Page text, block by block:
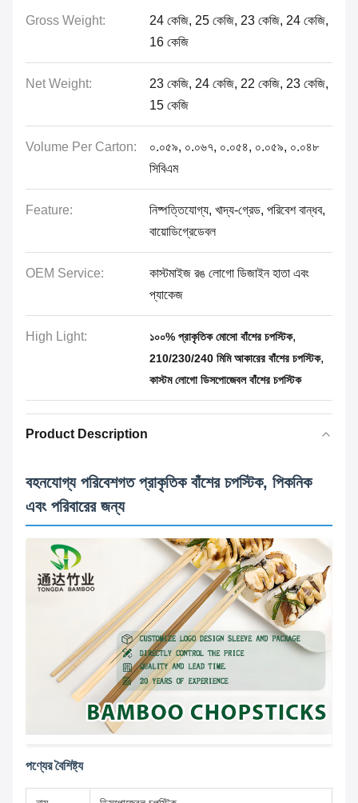
Gross Weight:
24 কেজি, 25 কেজি, 23 কেজি, 24 কেজি,
16 কেজি
Net Weight:
23 কেজি, 24 কেজি, 22 কেজি, 23 কেজি,
15 কেজি
Volume Per Carton:
০.০৫৯, ০.০৬৭, ০.০৫৪, ০.০৫৯, ০.০৪৮
সিবিএম
Feature:
নিষ্পত্তিযোগ্য, খাদ্য-গ্রেড, পরিবেশ বান্ধব,
বায়োডিগ্রেডেবল
OEM Service:
কাস্টমাইজ রঙ লোগো ডিজাইন হাতা এবং
প্যাকেজ
High Light: ১০০% প্রাকৃতিক মোসো বাঁশের চপস্টিক,
210/230/240 মিমি আকারের বাঁশের চপস্টিক,
কাস্টম লোগো ডিসপোজেবল বাঁশের চপস্টিক
Product Description
বহনযোগ্য পরিবেশগত প্রাকৃতিক বাঁশের চপস্টিক, পিকনিক
এবং পরিবারের জন্য
পণ্যের বৈশিষ্ট্য